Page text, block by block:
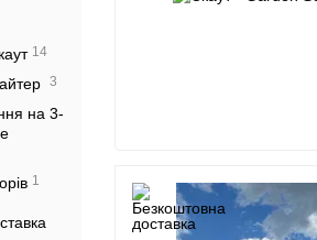
14
3
на 3-
1